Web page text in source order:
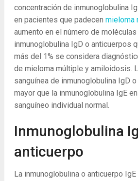
concentración de inmunoglobulina
en pacientes que padecen mieloma
aumento en el número de moléculas
inmunoglobulina IgD o anticuerpos
más del 1% se considera
de mieloma múltiple y amiloidosis.
sanguínea de inmunoglobulina IgD
mayor que la inmunoglobulina IgE
sanguíneo individual normal.
Inmunoglobulina
anticuerpo
La inmunoglobulina o anticuerpo IgE